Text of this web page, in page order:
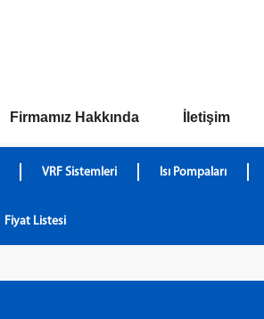
VRF Sistemleri Isı Pompaları
Fiyat Listesi
Firmamız Hakkında İletişim